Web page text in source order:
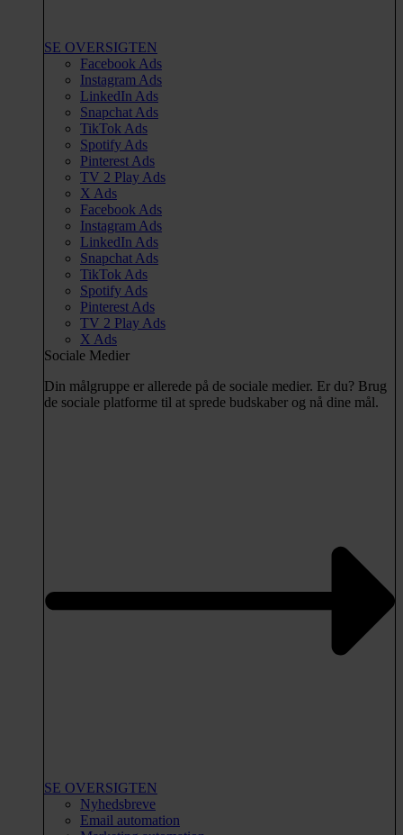
SE OVERSIGTEN
Facebook Ads
Instagram Ads
LinkedIn Ads
Snapchat Ads
TikTok Ads
Spotify Ads
Pinterest Ads
TV 2 Play Ads
X Ads
Facebook Ads
Instagram Ads
LinkedIn Ads
Snapchat Ads
TikTok Ads
Spotify Ads
Pinterest Ads
TV 2 Play Ads
X Ads
Sociale Medier
Din målgruppe er allerede på de sociale medier. Er du? Brug
de sociale platforme til at sprede budskaber og nå dine mål.
SE OVERSIGTEN
Nyhedsbreve
Email automation